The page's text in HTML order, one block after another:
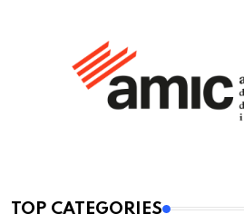
TOP CATEGORIES